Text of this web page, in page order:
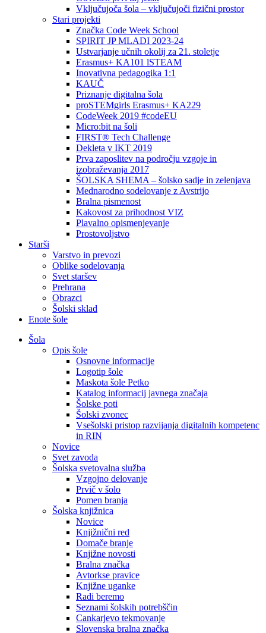
Vključujoča šola – vključujoči fizični prostor
Stari projekti
Značka Code Week School
SPIRIT JP MLADI 2023-24
Ustvarjanje učnih okolij za 21. stoletje
Erasmus+ KA101 lSTEAM
Inovativna pedagogika 1:1
KAUČ
Priznanje digitalna šola
proSTEMgirls Erasmus+ KA229
CodeWeek 2019 #codeEU
Micro:bit na šoli
FIRST® Tech Challenge
Dekleta v IKT 2019
Prva zaposlitev na področju vzgoje in
izobraževanja 2017
ŠOLSKA SHEMA – šolsko sadje in zelenjava
Mednarodno sodelovanje z Avstrijo
Bralna pismenost
Kakovost za prihodnost VIZ
Plavalno opismenjevanje
Prostovoljstvo
Starši
Varstvo in prevozi
Oblike sodelovanja
Svet staršev
Prehrana
Obrazci
Šolski sklad
Enote šole
Šola
Opis šole
Osnovne informacije
Logotip šole
Maskota šole Petko
Katalog informacij javnega značaja
Šolske poti
Šolski zvonec
Vsešolski pristop razvijanja digitalnih kompetenc
in RIN
Novice
Svet zavoda
Šolska svetovalna služba
Vzgojno delovanje
Prvič v šolo
Pomen branja
Šolska knjižnica
Novice
Knjižnični red
Domače branje
Knjižne novosti
Bralna značka
Avtorkse pravice
Knjižne uganke
Radi beremo
Seznami šolskih potrebščin
Cankarjevo tekmovanje
Slovenska bralna značka